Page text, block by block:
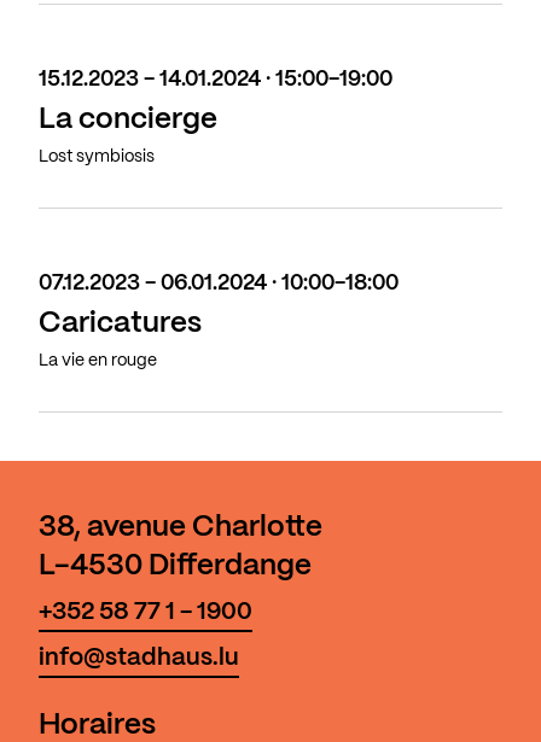
15.12.2023 - 14.01.2024 · 15:00-19:00
La concierge
Lost symbiosis
07.12.2023 - 06.01.2024 · 10:00-18:00
Caricatures
La vie en rouge
38, avenue Charlotte
L-4530 Differdange
+352 58 77 1 - 1900
info@stadhaus.lu
Horaires